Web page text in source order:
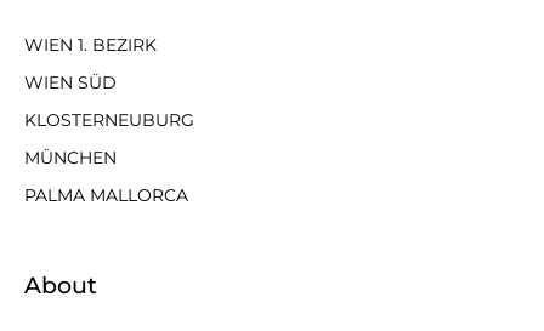
WIEN 1. BEZIRK
WIEN SÜD
KLOSTERNEUBURG
MÜNCHEN
PALMA MALLORCA
About